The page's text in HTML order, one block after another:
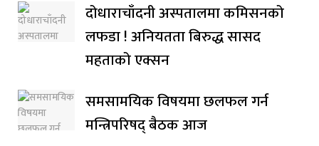
दोधाराचाँदनी अस्पतालमा कमिसनको
लफडा ! अनियतता बिरुद्ध सासद
महताको एक्सन
समसामयिक विषयमा छलफल गर्न
मन्त्रिपरिषद् बैठक आज